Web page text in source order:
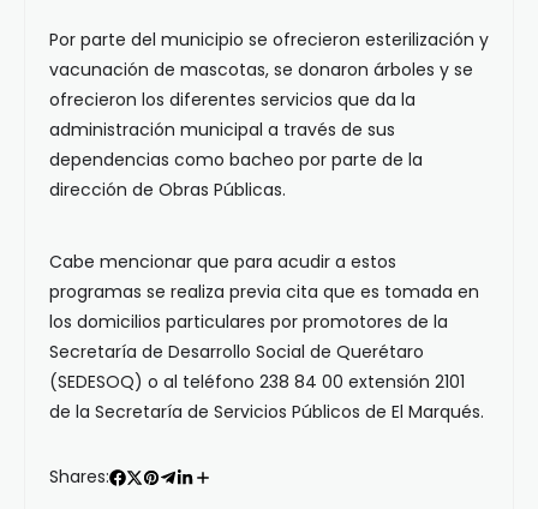
Por parte del municipio se ofrecieron esterilización y
vacunación de mascotas, se donaron árboles y se
ofrecieron los diferentes servicios que da la
administración municipal a través de sus
dependencias como bacheo por parte de la
dirección de Obras Públicas.
Cabe mencionar que para acudir a estos
programas se realiza previa cita que es tomada en
los domicilios particulares por promotores de la
Secretaría de Desarrollo Social de Querétaro
(SEDESOQ) o al teléfono 238 84 00 extensión 2101
de la Secretaría de Servicios Públicos de El Marqués.
Shares: